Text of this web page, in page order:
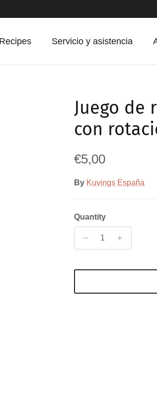
Recipes Servicio y asistencia
Juego de
con
Regular price
€5,00
By Kuvings España
Quantity